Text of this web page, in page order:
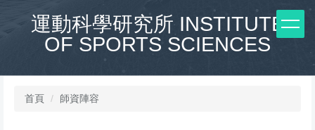
運動科學研究所 INSTITUTE
OF SPORTS SCIENCES
首頁 師資陣容